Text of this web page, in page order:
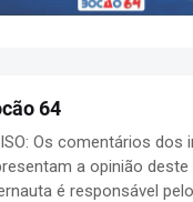
64
Os comentários dos
a opinião deste
é responsável